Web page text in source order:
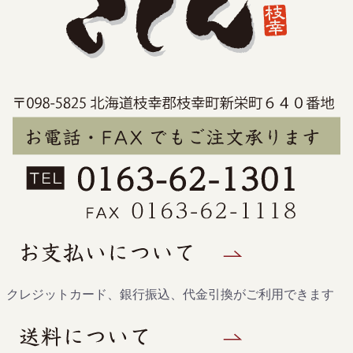
クレジットカード、銀行振込、代金引換がご利用できます